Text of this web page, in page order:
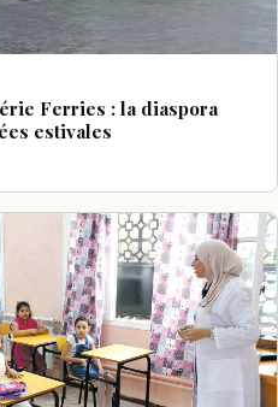
Ferries : la diaspora
estivales